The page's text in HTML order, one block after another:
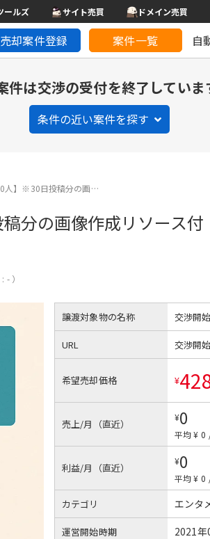
ールズ サイト売買 ドメイン売買
売却案件登録 案件一覧 自
件は交渉の受付を終了していま
条件の近い案件を探す
人】※30日投稿分の画…
分の画像作成リソース付
- ）
譲渡対象物の名称 交渉開
URL 交渉開
希望売却価格 ¥
売上/月（直近）
¥0
平均 ¥ 0
利益/月（直近）
¥0
平均 ¥ 0
カテゴリ エンタ
運営開始時期 2021年